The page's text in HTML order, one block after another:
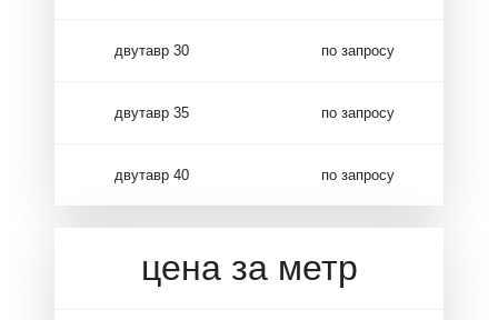
двутавр 30 по запросу
двутавр 35 по запросу
двутавр 40 по запросу
цена за метр